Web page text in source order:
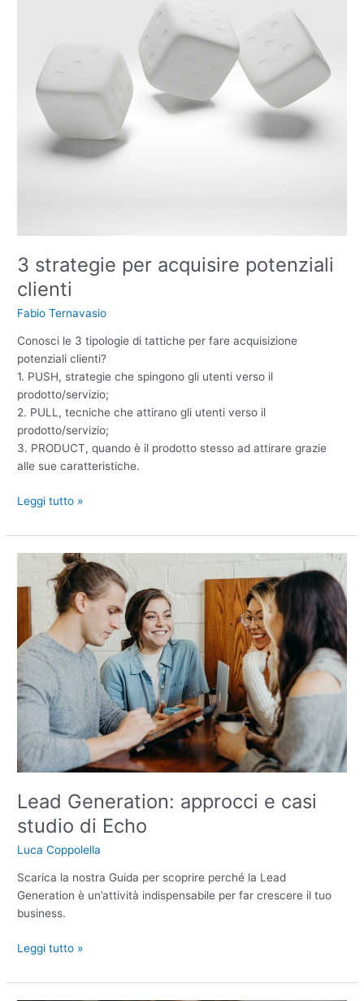
3 strategie per acquisire potenziali
clienti
Fabio Ternavasio
Conosci le 3 tipologie di tattiche per fare acquisizione
potenziali clienti?
1. PUSH, strategie che spingono gli utenti verso il
prodotto/servizio;
2. PULL, tecniche che attirano gli utenti verso il
prodotto/servizio;
3. PRODUCT, quando è il prodotto stesso ad attirare grazie
alle sue caratteristiche.
Leggi tutto »
Lead Generation: approcci e casi
studio di Echo
Luca Coppolella
Scarica la nostra Guida per scoprire perché la Lead
Generation è un’attività indispensabile per far crescere il tuo
business.
Generation:
approcci
casi
studio
di
Echo
Leggi tutto »